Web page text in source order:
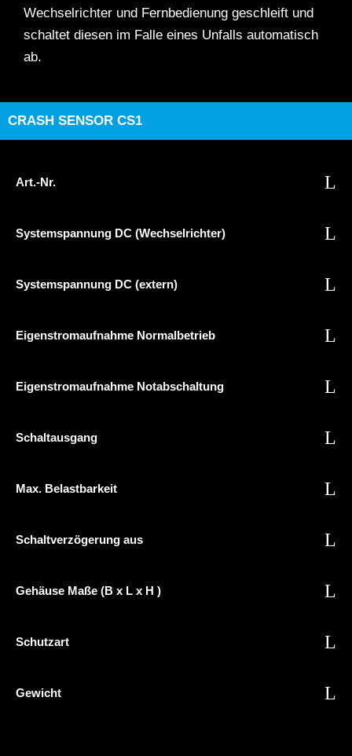
Wechselrichter und Fernbedienung geschleift und
schaltet diesen im Falle eines Unfalls automatisch
ab.
CRASH SENSOR CS1
Art.-Nr.
Systemspannung DC (Wechselrichter)
Systemspannung DC (extern)
Eigenstromaufnahme Normalbetrieb
Eigenstromaufnahme Notabschaltung
Schaltausgang
Max. Belastbarkeit
Schaltverzögerung aus
Gehäuse Maße (B x L x H )
Schutzart
Gewicht